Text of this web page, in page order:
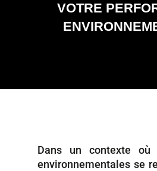
VOTRE
Dans un contexte où
environnementales se